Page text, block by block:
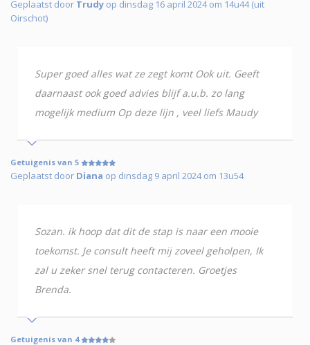
Geplaatst door Trudy op dinsdag 16 april 2024 om 14u44 (uit
Oirschot)
Super goed alles wat ze zegt komt Ook uit. Geeft
daarnaast ook goed advies blijf a.u.b. zo lang
mogelijk medium Op deze lijn , veel liefs Maudy
Getuigenis van 5
Geplaatst door Diana op dinsdag 9 april 2024 om 13u54
Sozan. ik hoop dat dit de stap is naar een mooie
toekomst. Je consult heeft mij zoveel geholpen, Ik
zal u zeker snel terug contacteren. Groetjes
Brenda.
Getuigenis van 4